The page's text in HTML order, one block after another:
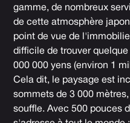
gamme, de nombreux
de cette atmosphère
point de vue de
difficile de trouver
000 000 yens (environ 1
Cela dit, le paysage est
sommets de 3 000
souffle. Avec 500 pouces